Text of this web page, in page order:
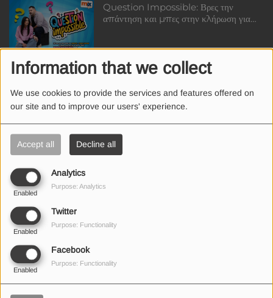
Information that we collect
We use cookies to provide the services and features offered on
our site and to improve our users' experience.
Accept all Decline all
Analytics
Enabled
Purpose: Analytics
Twitter
Enabled
Purpose: Functionality
Facebook
Enabled
Purpose: Functionality
Question Impossible: Βρες την
απάντηση και μπες στην κλήρωση για
Το CIM - Cyprus Business School
και ο Mix FM σου δίνουν την ευκαιρία
να κερδίσεις μία πλήρη υποτροφία
κερδίσεις ένα iPhone 17 Black
Identi!